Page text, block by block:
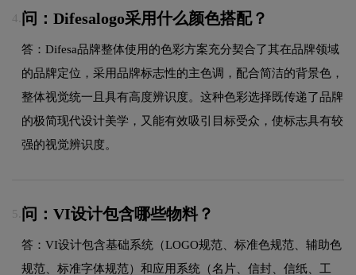
4. 问：Difesalogo采用什么颜色搭配？
答：Difesa品牌整体使用的色彩方案充分契合了其在品牌领域
的品牌定位，采用品牌标志性的主色调，配合简洁的背景色，
整体视觉统一且具有高度辨识度。这种色彩选择既传递了品牌
的极简现代设计美学，又能有效吸引目标受众，使标志具有较
强的视觉辨识度。
5. 问：VI设计包含哪些物料？
答：VI设计包含基础系统（LOGO规范、标准色规范、辅助色
规范、标准字体规范）和应用系统（名片、信封、信纸、工